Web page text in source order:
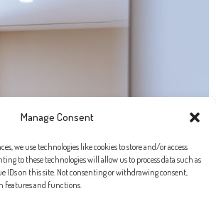
Manage Consent
we use technologies like cookies to store and/or access
to these technologies will allow us to process data such as
IDs on this site. Not consenting or withdrawing consent,
features and functions.